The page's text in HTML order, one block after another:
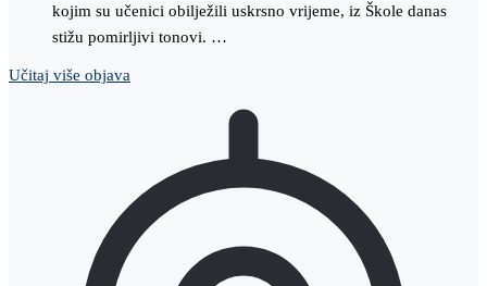
kojim su učenici obilježili uskrsno vrijeme, iz Škole danas
stižu pomirljivi tonovi. …
Učitaj više objava